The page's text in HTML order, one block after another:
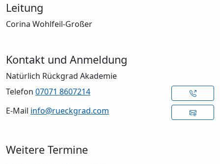
Leitung
Corina Wohlfeil-Großer
Kontakt und Anmeldung
Natürlich Rückgrad Akademie
Telefon 07071 8607214
E-Mail info@rueckgrad.com
Weitere Termine